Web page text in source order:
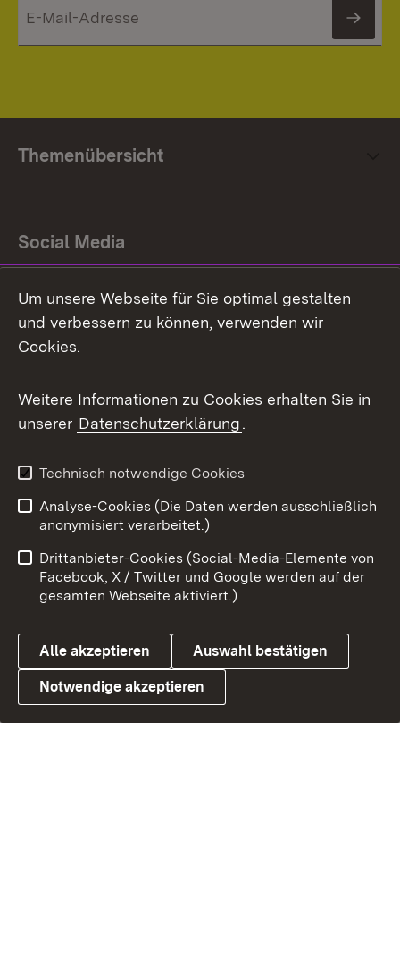
Themenübersicht
Social Media
Facebook
Flickr
Youtube
Link zum Landesportal
Impressum
Kontakt
Benutzungshinweise
Netiquette
Barrierefreiheit
Datenschutz
Cookies
Um unsere Webseite für Sie optimal gestalten
und verbessern zu können, verwenden wir
Cookies.
Weitere Informationen zu Cookies erhalten Sie in
unserer Datenschutzerklärung.
Technisch notwendige Cookies
Analyse-Cookies (Die Daten werden ausschließlich
anonymisiert verarbeitet.)
Drittanbieter-Cookies (Social-Media-Elemente von
Facebook, X / Twitter und Google werden auf der
gesamten Webseite aktiviert.)
Alle akzeptieren Auswahl bestätigen
Notwendige akzeptieren